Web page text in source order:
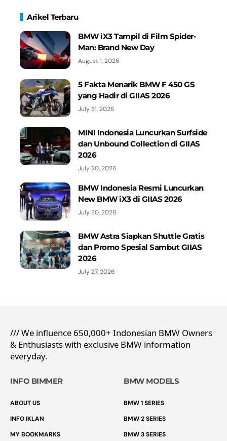
Arikel Terbaru
BMW iX3 Tampil di Film Spider-
Man: Brand New Day
August 1, 2026
5 Fakta Menarik BMW F 450 GS
yang Hadir di GIIAS 2026
July 31, 2026
MINI Indonesia Luncurkan Surfside
dan Unbound Collection di GIIAS
2026
July 30, 2026
BMW Indonesia Resmi Luncurkan
New BMW iX3 di GIIAS 2026
July 30, 2026
BMW Astra Siapkan Shuttle Gratis
dan Promo Spesial Sambut GIIAS
2026
July 27, 2026
/// We influence 650,000+ Indonesian BMW Owners
& Enthusiasts with exclusive BMW information
everyday.
INFO BIMMER
ABOUT US
INFO IKLAN
MY BOOKMARKS
BMW MODELS
BMW 1 SERIES
BMW 2 SERIES
BMW 3 SERIES